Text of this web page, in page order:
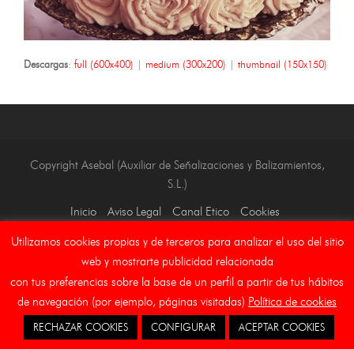
Descargas: full (600x400) | medium (300x200) | thumbnail (150x150)
Copyright Asebal (Auxiliar de Señalizaciones y Balizamientos,
S.L.)
Inicio
Aviso Legal Canal Etico Cookies
Utilizamos cookies propias y de terceros para analizar el uso del sitio
web y mostrarte publicidad relacionada
con tus preferencias sobre la base de un perfil a partir de tus hábitos
de navegación (por ejemplo, páginas visitadas) Política de cookies
RECHAZAR COOKIES CONFIGURAR ACEPTAR COOKIES